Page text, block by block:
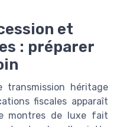
et
: préparer
transmission héritage
fiscales apparaît
montres de luxe fait